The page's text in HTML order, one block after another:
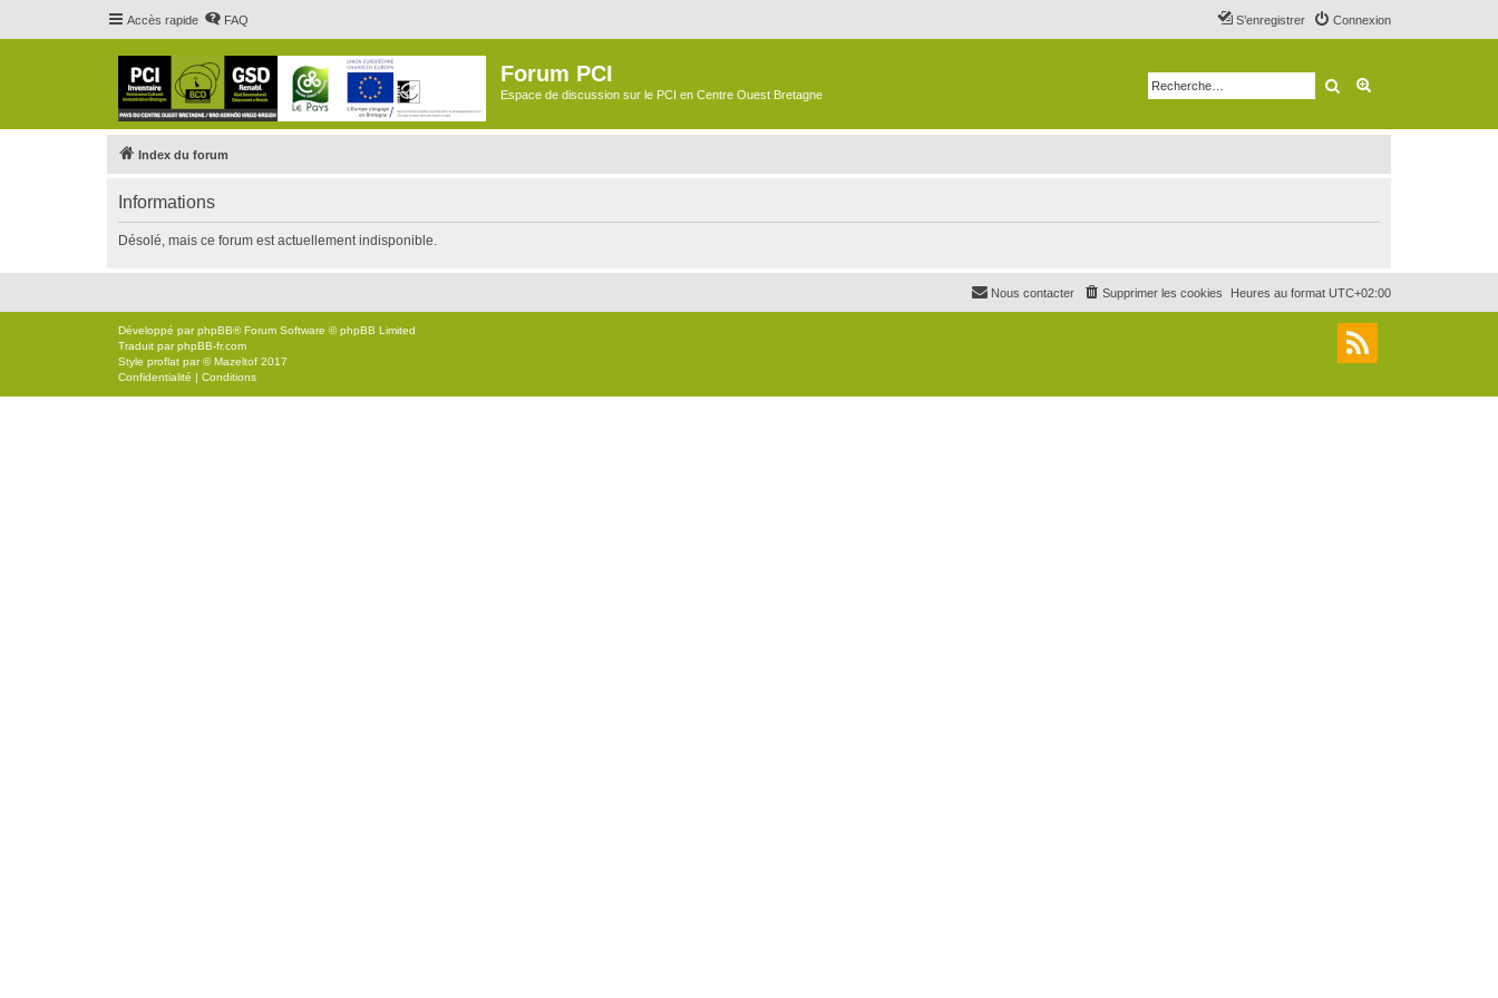
Accès rapide FAQ Connexion
S’enregistrer
Forum PCI
Espace de discussion sur le PCI en Centre Ouest Bretagne Rechercher
Index du forum
Informations
Désolé, mais ce forum est actuellement indisponible.
Heures au format UTC+02:00
Supprimer les cookies
Nous contacter
Développé parphpBB® Forum Software © phpBB Limited
Traduit parphpBB-fr.com
Style proflat par ©Mazeltof 2017
Confidentialité | Conditions